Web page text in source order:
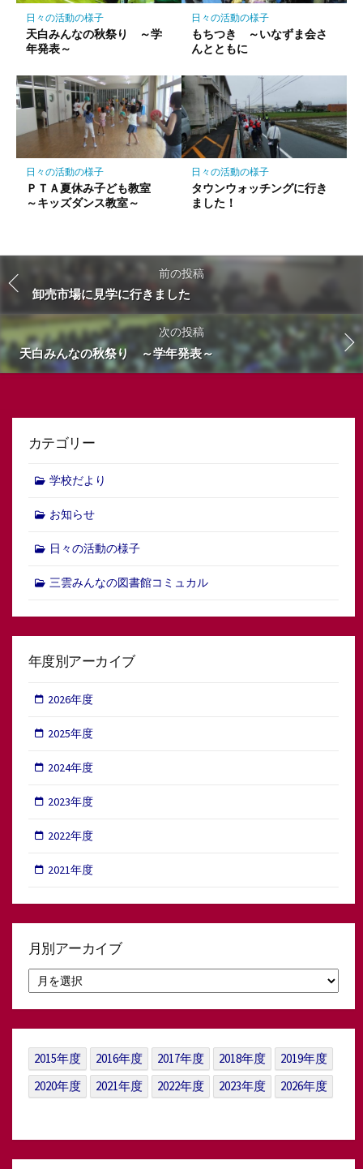
日々の活動の様子
天白みんなの秋祭り ～学
年発表～
日々の活動の様子
もちつき ～いなずま会さ
んとともに
日々の活動の様子
ＰＴＡ夏休み子ども教室
～キッズダンス教室～
日々の活動の様子
タウンウォッチングに行き
ました！
前の投稿
卸売市場に見学に行きました
次の投稿
天白みんなの秋祭り ～学年発表～
カテゴリー
学校だより
お知らせ
日々の活動の様子
三雲みんなの図書館コミュカル
年度別アーカイブ
2026年度
2025年度
2024年度
2023年度
2022年度
2021年度
月別アーカイブ
別
ア
イ
ブ
2015年度 2016年度 2017年度 2018年度
2019年度
2020年度
2021年度 2022年度 2023年度 2026年度